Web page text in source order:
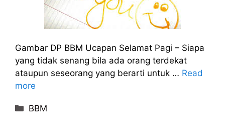
Gambar DP BBM Ucapan Selamat Pagi – Siapa
yang tidak senang bila ada orang terdekat
ataupun seseorang yang berarti untuk … Read
more
Categories
BBM